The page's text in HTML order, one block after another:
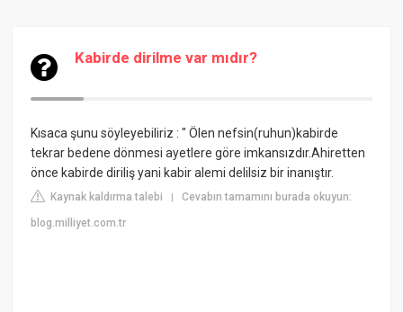
Kabirde dirilme var mıdır?
Kısaca şunu söyleyebiliriz : " Ölen nefsin(ruhun)kabirde
tekrar bedene dönmesi ayetlere göre imkansızdır.Ahiretten
önce kabirde diriliş yani kabir alemi delilsiz bir inanıştır.
Kaynak kaldırma talebi |Cevabın tamamını burada okuyun:
blog.milliyet.com.tr